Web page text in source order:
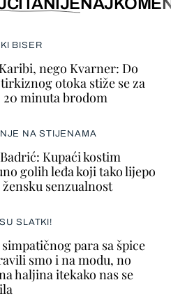
BISER
nego Kvarner: Do
otoka stiže se za
20 minuta brodom
NA STIJENAMA
Kupaći kostim
golih leđa koji tako lijepo
senzualnost
SLATKI!
para sa špice
smo i na modu, no
haljina itekako nas se